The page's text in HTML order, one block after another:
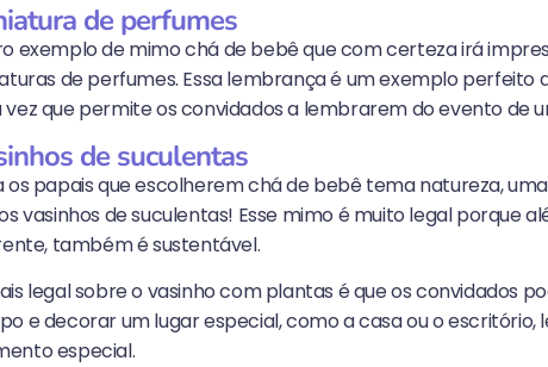
de perfumes
exemplo de mimo chá de bebê que com certeza irá
de perfumes. Essa lembrança é um exemplo perfeito
vez que permite os convidados a lembrarem do evento de
de suculentas
os papais que escolherem chá de bebê tema natureza,
vasinhos de suculentas! Esse mimo é muito legal porque
também é sustentável.
legal sobre o vasinho com plantas é que os convidados
e decorar um lugar especial, como a casa ou o
especial.